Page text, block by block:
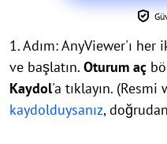
1. Adım: AnyViewer'ı
ve başlatın. Oturum aç
Kaydol'a tıklayın.
kaydolduysanız,